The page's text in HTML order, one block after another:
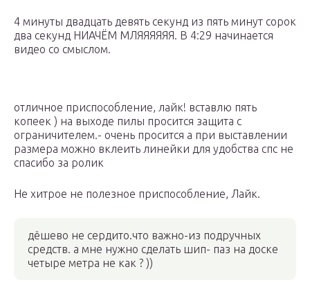
4 минуты двадцать девять секунд из пять минут сорок
два секунд НИАЧЁМ МЛЯЯЯЯЯЯ. В 4:29 начинается
видео со смыслом.
отличное приспособление, лайк! вставлю пять
копеек ) на выходе пилы просится защита с
ограничителем.- очень просится а при выставлении
размера можно вклеить линейки для удобства спс не
спасибо за ролик
Не хитрое не полезное приспособление, Лайк.
дёшево не сердито.что важно-из подручных
средств. а мне нужно сделать шип- паз на доске
четыре метра не как ? ))